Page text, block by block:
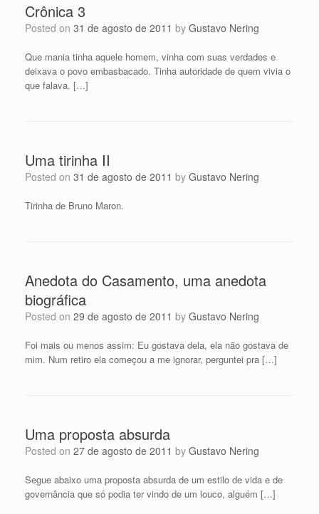
Crônica 3
Posted on 31 de agosto de 2011 by Gustavo Nering
Que mania tinha aquele homem, vinha com suas verdades e
deixava o povo embasbacado. Tinha autoridade de quem vivia o
que falava. […]
Uma tirinha II
Posted on 31 de agosto de 2011 by Gustavo Nering
Tirinha de Bruno Maron.
Anedota do Casamento, uma anedota
biográfica
Posted on 29 de agosto de 2011 by Gustavo Nering
Foi mais ou menos assim: Eu gostava dela, ela não gostava de
mim. Num retiro ela começou a me ignorar, perguntei pra […]
Uma proposta absurda
Posted on 27 de agosto de 2011 by Gustavo Nering
Segue abaixo uma proposta absurda de um estilo de vida e de
governância que só podia ter vindo de um louco, alguém […]